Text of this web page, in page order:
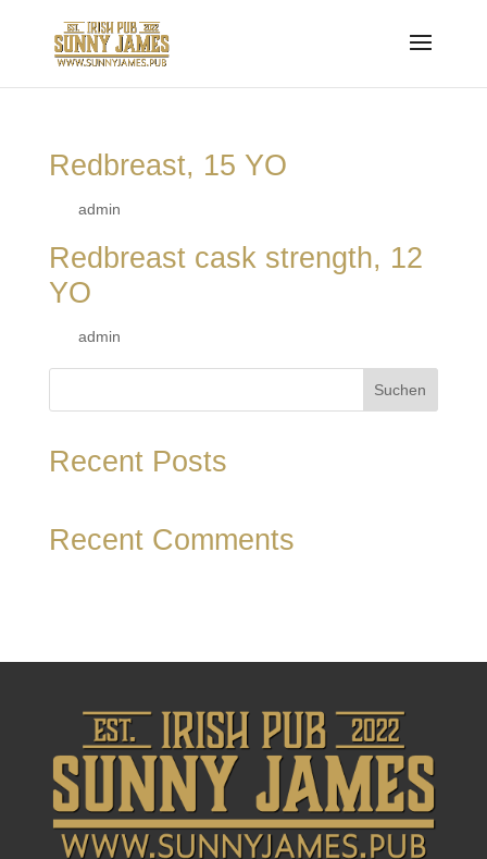
Redbreast, 15 YO
admin
Redbreast cask strength, 12
YO
admin
Suchen
Recent Posts
Recent Comments